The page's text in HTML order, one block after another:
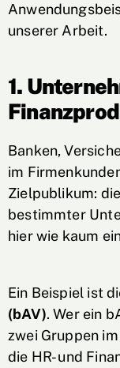
unserer Arbeit.
1.
Banken,
im
Zielpublikum:
bestimmter
hier wie kaum
Ein Beispiel ist
(bAV). Wer ein
zwei Gruppen
die HR- und